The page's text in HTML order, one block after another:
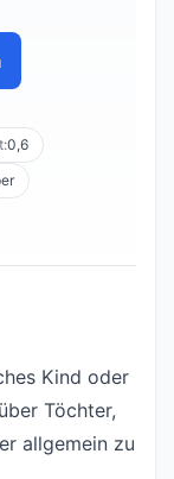
0,6
Kind oder
Töchter,
allgemein zu